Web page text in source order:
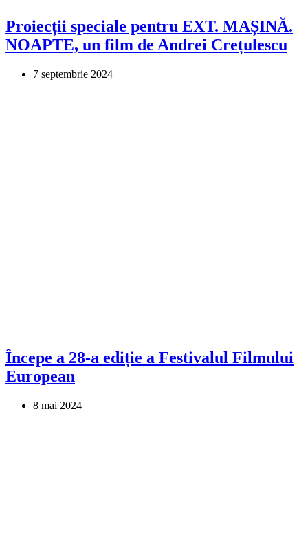
Proiecții speciale pentru EXT. MAȘINĂ.
NOAPTE, un film de Andrei Crețulescu
7 septembrie 2024
Începe a 28-a ediție a Festivalul Filmului
European
8 mai 2024